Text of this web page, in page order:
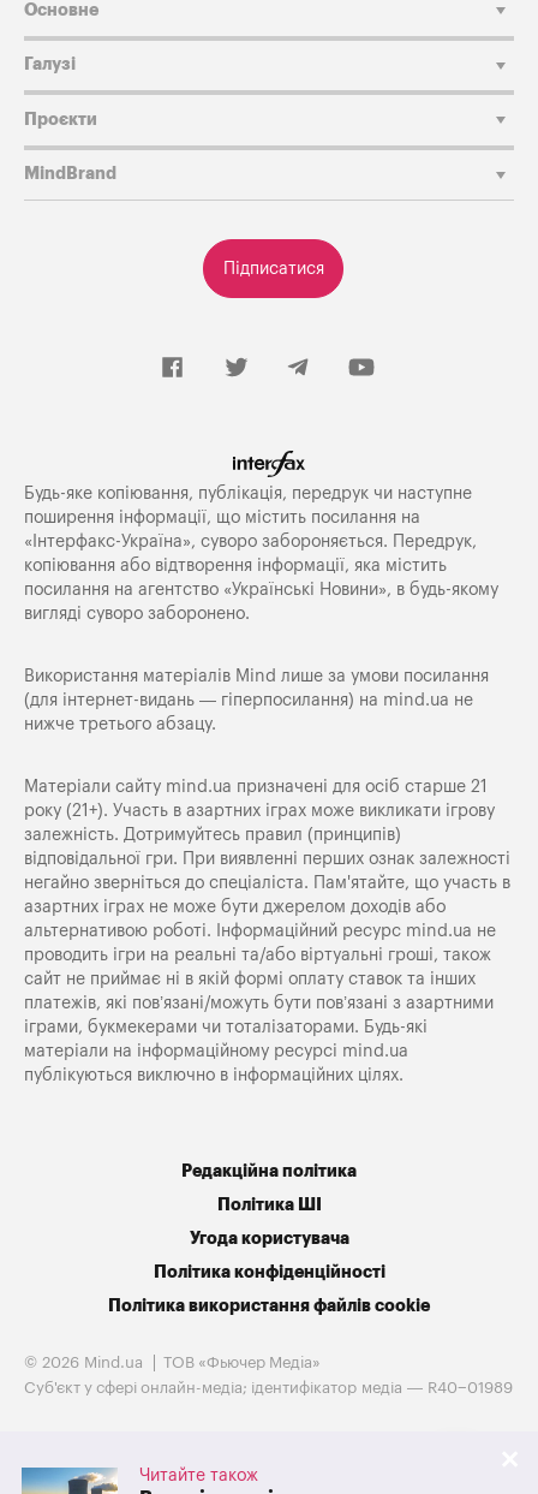
Читайте також
Підписатися
Основне
Галузі
Проєкти
MindBrand
Будь-яке копiювання, публiкацiя, передрук чи наступне
поширення iнформацiї, що мiстить посилання на
«Iнтерфакс-Україна», суворо забороняється. Передрук,
копіювання або відтворення інформації, яка містить
посилання на агентство «Українські Новини», в будь-якому
вигляді суворо заборонено.
Використання матеріалів Mind лише за умови посилання
(для інтернет-видань — гіперпосилання) на mind.ua не
нижче третього абзацу.
Матеріали сайту mind.ua призначені для осіб старше 21
року (21+). Участь в азартних іграх може викликати ігрову
залежність. Дотримуйтесь правил (принципів)
відповідальної гри. При виявленні перших ознак залежності
негайно зверніться до спеціаліста. Пам'ятайте, що участь в
азартних іграх не може бути джерелом доходів або
альтернативою роботі. Інформаційний ресурс mind.ua не
проводить ігри на реальні та/або віртуальні гроші, також
сайт не приймає ні в якій формі оплату ставок та інших
платежів, які пов’язані/можуть бути пов’язані з азартними
іграми, букмекерами чи тоталізаторами. Будь-які
матеріали на інформаційному ресурсі mind.ua
публікуються виключно в інформаційних цілях.
Редакційна політика
Політика ШІ
Угода користувача
Політика конфіденційності
Політика використання файлів cookie
© 2026 Mind.ua
ТОВ «Фьючер Медiа»
Cуб'єкт у сфері онлайн-медіа; ідентифікатор медіа — R40−01989